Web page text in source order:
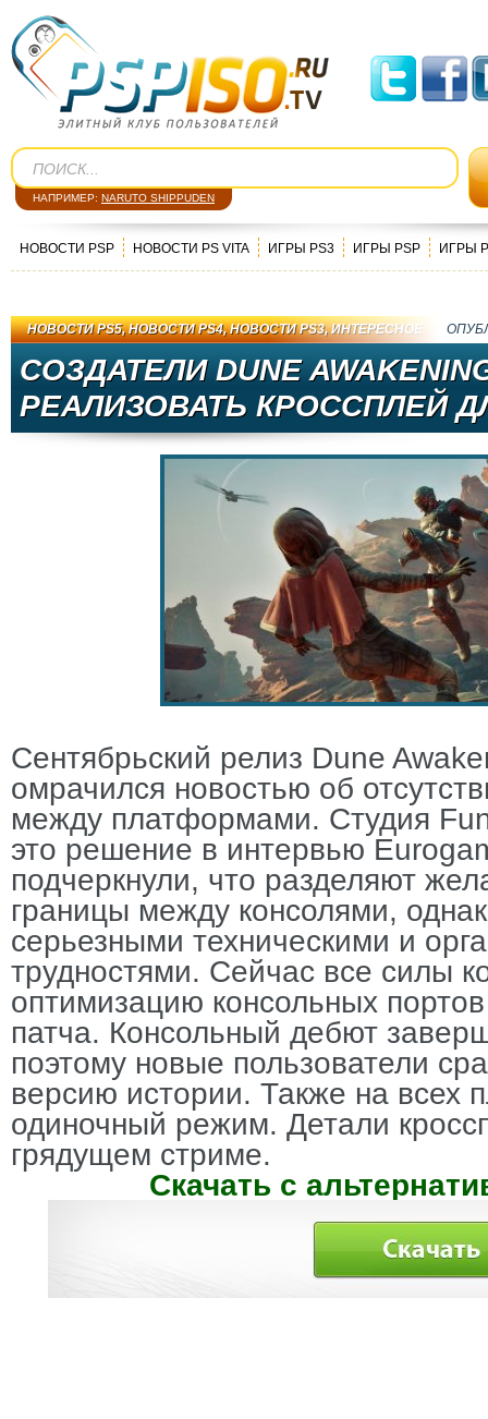
НАПРИМЕР: NARUTO SHIPPUDEN
НОВОСТИ PSP НОВОСТИ PS VITA ИГРЫ PS3 ИГРЫ PSP ИГРЫ
НОВОСТИ PS5,НОВОСТИ PS4,НОВОСТИ PS3,ИНТЕРЕСНОЕ
СОЗДАТЕЛИ DUNE
РЕАЛИЗОВАТЬ КРОССПЛЕЙ
Сентябрьский релиз Dune
омрачился новостью об
между платформами. Студия
это решение в интервью
подчеркнули, что разделяют
границы между консолями,
серьезными техническими и
трудностями. Сейчас все силы
оптимизацию консольных
патча. Консольный дебют
поэтому новые пользователи
версию истории. Также на всех
одиночный режим. Детали
грядущем стриме.
Скачать с